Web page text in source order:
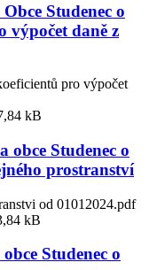
Studenec o
výpočet daně z
pro výpočet
kB
obce Studenec o
prostranství
od 01012024.pdf
kB
Studenec o